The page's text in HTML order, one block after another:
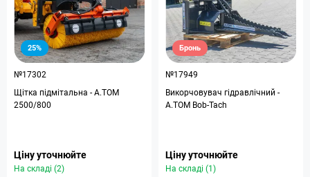
25%
№17302
Щітка підмітальна - A.TOM
2500/800
Ціну уточнюйте
На складі (2)
Бронь
№17949
Викорчовувач гідравлічний -
A.TOM Bob-Tach
Ціну уточнюйте
На складі (1)